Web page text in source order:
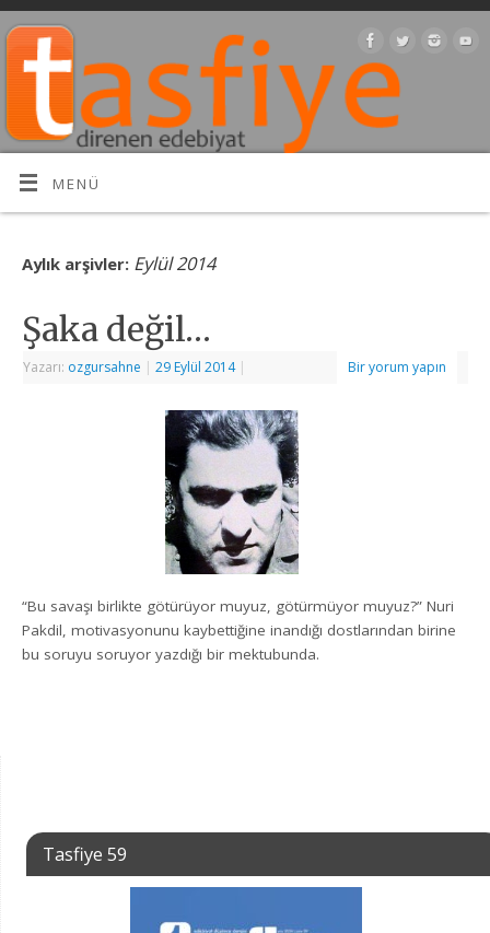
MENÜ
Aylık arşivler: Eylül 2014
Şaka değil…
Yazarı: ozgursahne | 29 Eylül 2014 | Bir yorum yapın
“Bu savaşı birlikte götürüyor muyuz, götürmüyor muyuz?” Nuri
Pakdil, motivasyonunu kaybettiğine inandığı dostlarından birine
bu soruyu soruyor yazdığı bir mektubunda.
Tasfiye 59